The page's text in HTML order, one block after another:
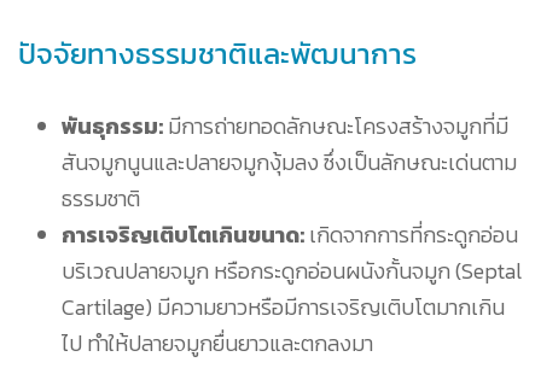
ปัจจัยทางธรรมชาติและพัฒนาการ
พันธุกรรม:มีการถ่ายทอดลักษณะโครงสร้างจมูกที่มี
สันจมูกนูนและปลายจมูกงุ้มลง ซึ่งเป็นลักษณะเด่นตาม
ธรรมชาติ
การเจริญเติบโตเกินขนาด:เกิดจากการที่กระดูกอ่อน
บริเวณปลายจมูก หรือกระดูกอ่อนผนังกั้นจมูก (Septal
Cartilage) มีความยาวหรือมีการเจริญเติบโตมากเกิน
ไป ทำให้ปลายจมูกยื่นยาวและตกลงมา